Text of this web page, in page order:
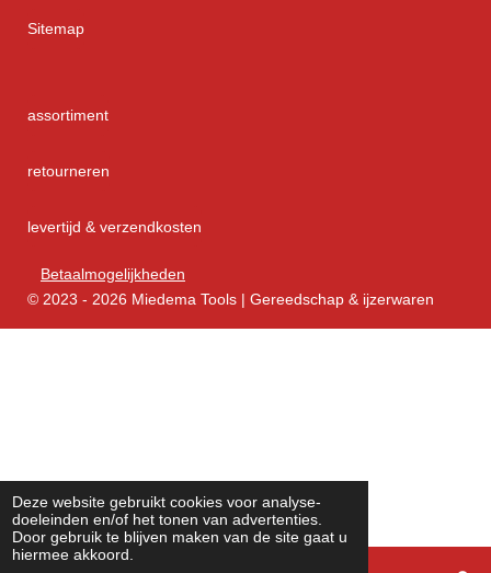
Deze website gebruikt cookies voor analyse-
doeleinden en/of het tonen van advertenties.
Door gebruik te blijven maken van de site gaat u
hiermee akkoord.
Sitemap
assortiment
retourneren
levertijd & verzendkosten
Betaalmogelijkheden
© 2023 - 2026 Miedema Tools | Gereedschap & ijzerwaren